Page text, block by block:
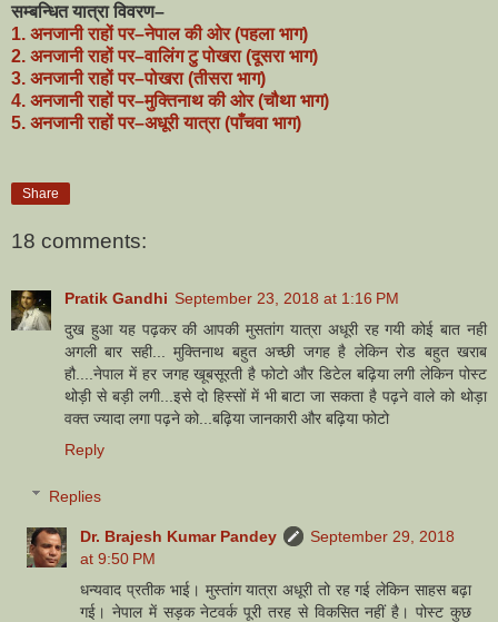
सम्बन्धित यात्रा विवरण–
1. अनजानी राहों पर–नेपाल की ओर (पहला भाग)
2. अनजानी राहों पर–वालिंग टु पोखरा (दूसरा भाग)
3. अनजानी राहों पर–पोखरा (तीसरा भाग)
4. अनजानी राहों पर–मुक्तिनाथ की ओर (चौथा भाग)
5. अनजानी राहों पर–अधूरी यात्रा (पाँचवा भाग)
Share
18 comments:
Pratik Gandhi September 23, 2018 at 1:16 PM
दुख हुआ यह पढ़कर की आपकी मुसतांग यात्रा अधूरी रह गयी कोई बात नही
अगली बार सही... मुक्तिनाथ बहुत अच्छी जगह है लेकिन रोड बहुत खराब
हौ....नेपाल में हर जगह खूबसूरती है फोटो और डिटेल बढ़िया लगी लेकिन पोस्ट
थोड़ी से बड़ी लगी...इसे दो हिस्सों में भी बाटा जा सकता है पढ़ने वाले को थोड़ा
वक्त ज्यादा लगा पढ़ने को...बढ़िया जानकारी और बढ़िया फोटो
Reply
Replies
Dr. Brajesh Kumar Pandey
September 29, 2018
at 9:50 PM
धन्यवाद प्रतीक भाई। मुस्तांग यात्रा अधूरी तो रह गई लेकिन साहस बढ़ा
गई। नेपाल में सड़क नेटवर्क पूरी तरह से विकसित नहीं है। पोस्ट कुछ